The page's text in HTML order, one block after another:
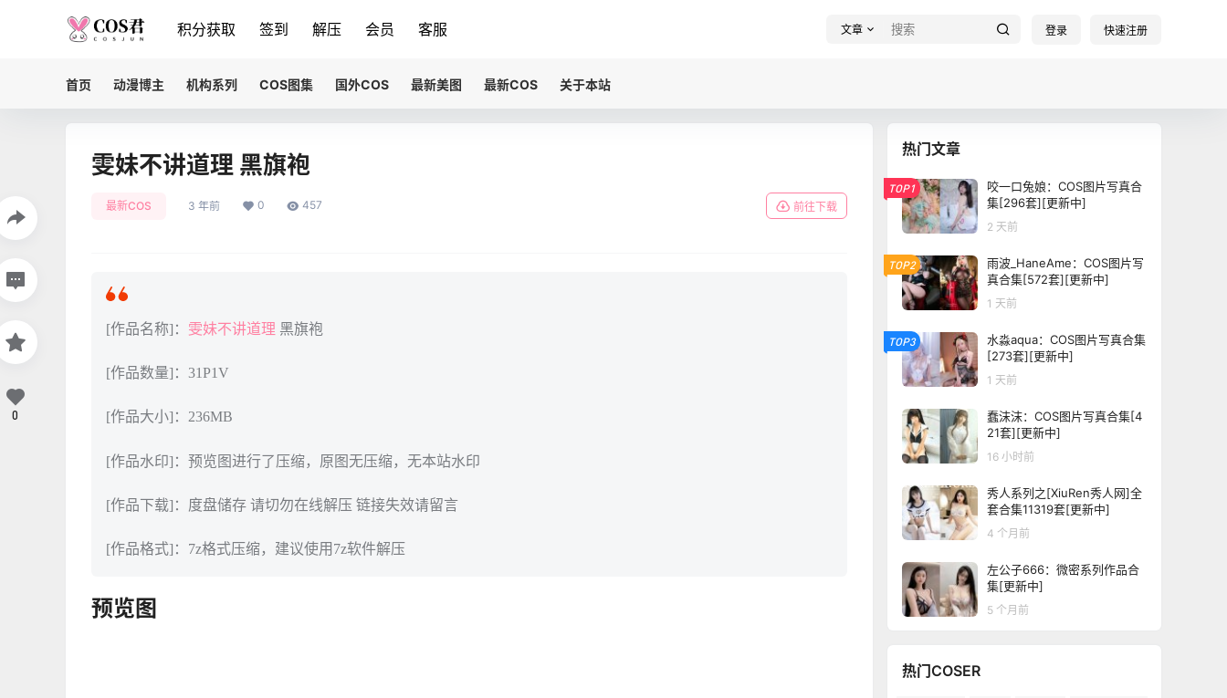
积分获取 签到 解压 会员 客服 文章 登录 快速注册
首页 动漫博主 机构系列 COS图集 国外COS 最新美图 最新COS 关于本站
雯妹不讲道理 黑旗袍
最新COS 3 年前 0 457 前往下载
[作品名称]： 雯妹不讲道理 黑旗袍
[作品数量]：31P1V
[作品大小]：236MB
[作品水印]：预览图进行了压缩，原图无压缩，无本站水印
[作品下载]：度盘储存 请切勿在线解压 链接失效请留言
[作品格式]：7z格式压缩，建议使用7z软件解压
预览图
0
热门文章
TOP1
咬一口兔娘：COS图片写真合
集[296套][更新中]
2 天前
TOP2
雨波_HaneAme：COS图片写
真合集[572套][更新中]
1 天前
TOP3
水淼aqua：COS图片写真合集
[273套][更新中]
1 天前
蠢沫沫：COS图片写真合集[4
21套][更新中]
16 小时前
秀人系列之[XiuRen秀人网]全
套合集11319套[更新中]
4 个月前
左公子666：微密系列作品合
集[更新中]
5 个月前
热门COSER